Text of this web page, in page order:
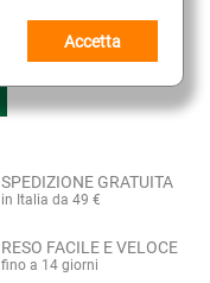
Accetta
SPEDIZIONE GRATUITA
in Italia da 49 €
RESO FACILE E VELOCE
fino a 14 giorni